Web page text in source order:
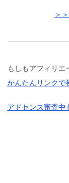
＞
もしもアフィリエ
かんたんリンクで
アドセンス審査中